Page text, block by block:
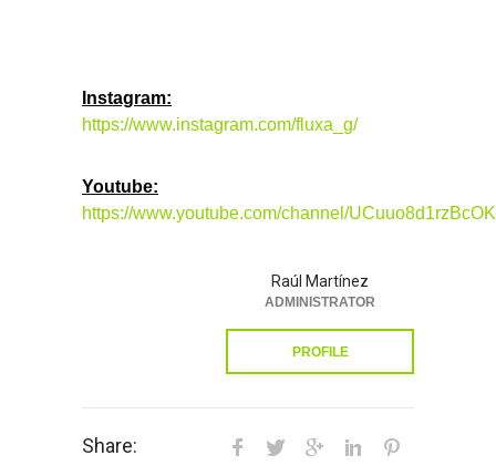
Instagram:
https://www.instagram.com/fluxa_g/
Youtube:
https://www.youtube.com/channel/
Raúl Martínez
ADMINISTRATOR
PROFILE
Share: